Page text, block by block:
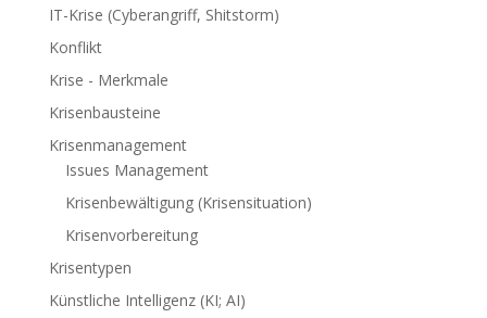
IT-Krise (Cyberangriff, Shitstorm)
Konflikt
Krise - Merkmale
Krisenbausteine
Krisenmanagement
Issues Management
Krisenbewältigung (Krisensituation)
Krisenvorbereitung
Krisentypen
Künstliche Intelligenz (KI; AI)